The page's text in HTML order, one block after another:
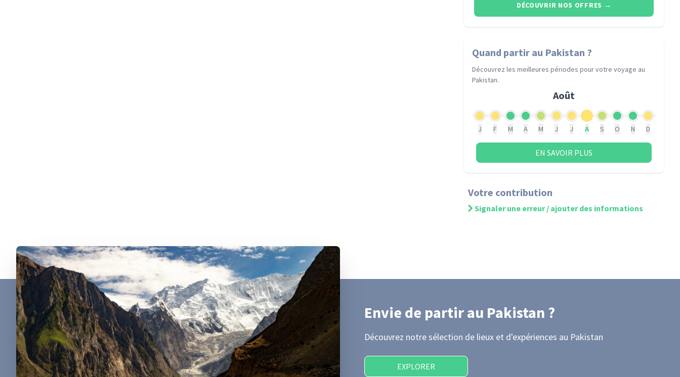
DÉCOUVRIR NOS OFFRES →
Quand partir au Pakistan ?
Découvrez les meilleures périodes pour votre voyage au
Pakistan.
Août
J F M A M J J A S O N D
EN SAVOIR PLUS
Votre contribution
Signaler une erreur / ajouter des informations
Envie de partirau Pakistan ?
Découvrez notre sélection de lieux et d'expériences au Pakistan
EXPLORER